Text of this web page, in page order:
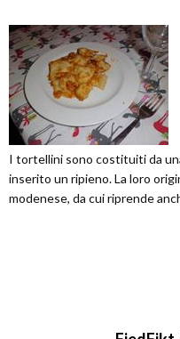
I tortellini sono costituiti da
inserito un ripieno. La loro
modenese, da cui riprende